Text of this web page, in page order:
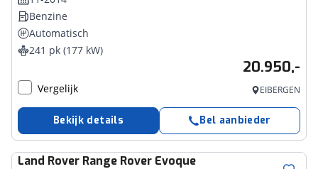
Benzine
Automatisch
241 pk (177 kW)
20.950,-
Vergelijk EIBERGEN
Bekijk details Bel aanbieder
Land Rover Range Rover Evoque